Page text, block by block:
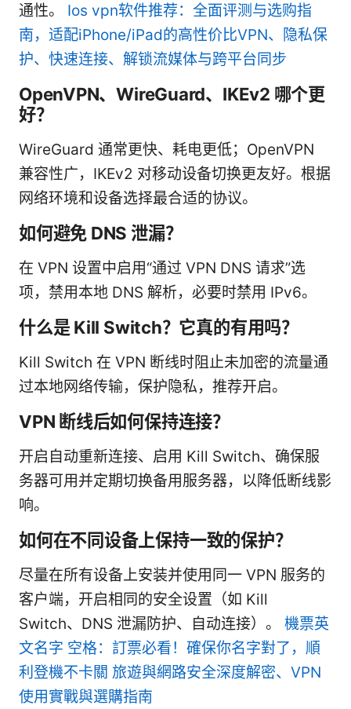
通性。 Ios vpn软件推荐：全面评测与选购指
南，适配iPhone/iPad的高性价比VPN、隐私保
护、快速连接、解锁流媒体与跨平台同步
OpenVPN、WireGuard、IKEv2 哪个更
好？
WireGuard 通常更快、耗电更低；OpenVPN
兼容性广，IKEv2 对移动设备切换更友好。根据
网络环境和设备选择最合适的协议。
如何避免 DNS 泄漏？
在 VPN 设置中启用“通过 VPN DNS 请求”选
项，禁用本地 DNS 解析，必要时禁用 IPv6。
什么是 Kill Switch？它真的有用吗？
Kill Switch 在 VPN 断线时阻止未加密的流量通
过本地网络传输，保护隐私，推荐开启。
VPN 断线后如何保持连接？
开启自动重新连接、启用 Kill Switch、确保服
务器可用并定期切换备用服务器，以降低断线影
响。
如何在不同设备上保持一致的保护？
尽量在所有设备上安装并使用同一 VPN 服务的
客户端，开启相同的安全设置（如 Kill
Switch、DNS 泄漏防护、自动连接）。 機票英
文名字 空格：訂票必看！確保你名字對了，順
利登機不卡關 旅遊與網路安全深度解密、VPN
使用實戰與選購指南